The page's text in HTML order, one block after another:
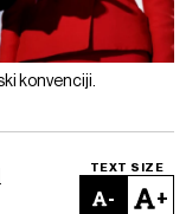
konvenciji.
TEXT SIZE
- +